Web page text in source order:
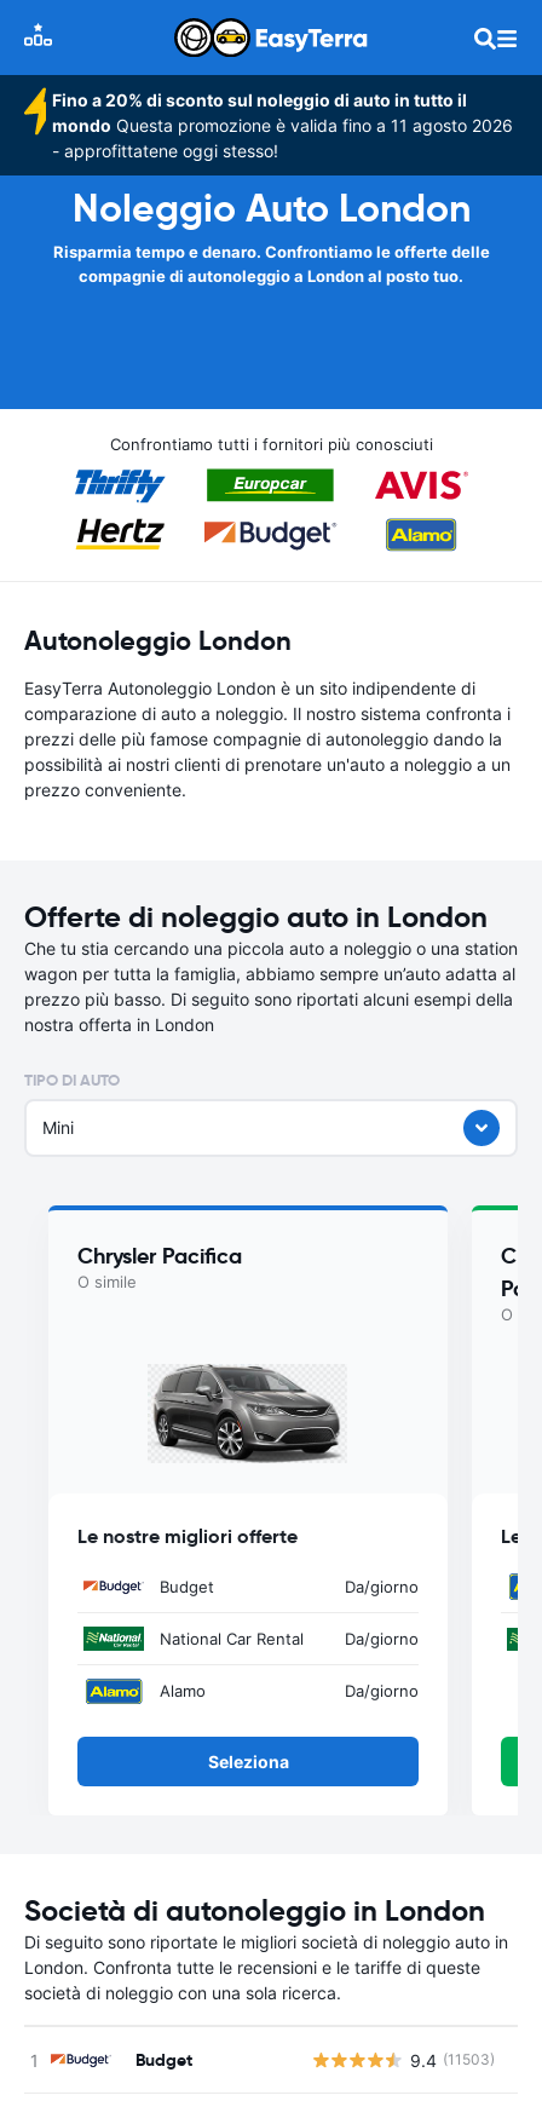
Fino a 20% di sconto sul noleggio di auto in tutto il
mondo Questa promozione è valida fino a 11 agosto 2026
- approfittatene oggi stesso!
Noleggio Auto London
Risparmia tempo e denaro. Confrontiamo le offerte delle
compagnie di autonoleggio a London al posto tuo.
Confrontiamo tutti i fornitori più conosciuti
Autonoleggio London
EasyTerra Autonoleggio London è un sito indipendente di
comparazione di auto a noleggio. Il nostro sistema confronta i
prezzi delle più famose compagnie di autonoleggio dando la
possibilità ai nostri clienti di prenotare un'auto a noleggio a un
prezzo conveniente.
Offerte di noleggio auto in London
Che tu stia cercando una piccola auto a noleggio o una station
wagon per tutta la famiglia, abbiamo sempre un’auto adatta al
prezzo più basso. Di seguito sono riportati alcuni esempi della
nostra offerta in London
TIPO DI AUTO
Mini
Chrysler Pacifica
O simile
Le nostre migliori offerte
Budget Da/giorno
National Car Rental Da/giorno
Alamo Da/giorno
Seleziona
O
Le
Società di autonoleggio in London
Di seguito sono riportate le migliori società di noleggio auto in
London. Confronta tutte le recensioni e le tariffe di queste
società di noleggio con una sola ricerca.
Budget 9.4 (11503)